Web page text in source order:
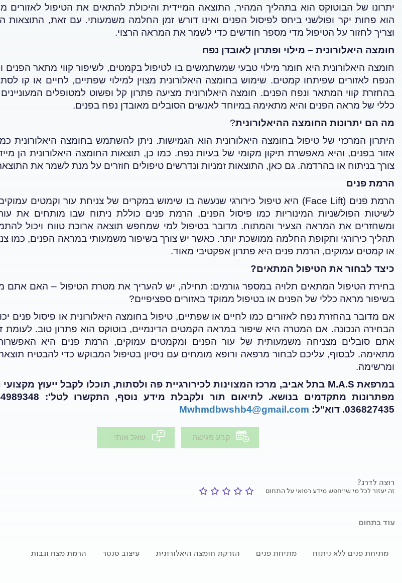
יתרונו של הבוטוקס הוא בתהליך המהיר, התוצאה המיידית והיכולת להתאים את הטיפול לאזורים
הוא פחות יקר ופולשני ביחס לפיסול הפנים ואינו דורש זמן החלמה משמעותי. עם זאת, התוצאות
וצריך לחזור על הטיפול מדי מספר חודשים כדי לשמר את המראה הרצוי.
חומצה היאלורונית – מילוי ופתרון לאובדן נפח
חומצה היאלורונית היא חומר מילוי טבעי שמשתמשים בו לטיפול בקמטים, לשיפור קווי מתאר הפנים
הנפח לאזורים שפיתחו קמטים. שימוש בחומצה היאלורונית מצוין למילוי שפתיים, לחיים או קו
בהחזרת קווי המתאר ונפח הפנים. חומצה היאלורונית מציעה פתרון קל ופשוט למטופלים
כללי של מראה הפנים והיא מתאימה במיוחד לאנשים הסובלים מאובדן נפח בפנים.
מה הם יתרונות החומצה ההיאלורונית?
היתרון המרכזי של טיפול בחומצה היאלורונית הוא הגמישות. ניתן להשתמש בחומצה היאלורונית
אזור בפנים, והיא מאפשרת תיקון מקומי של בעיות נפח. כמו כן, תוצאות החומצה היאלורונית הן
צורך בניתוח או בהרדמה. גם כאן, התוצאות זמניות ונדרשים טיפולים חוזרים על מנת לשמר את
הרמת פנים
הרמת פנים (Face Lift)
היא טיפול כירורגי שנעשה בו שימוש במקרים של צניחת עור וקמטים
לשיטות הפולשניות המינוריות כמו פיסול הפנים, הרמת פנים כוללת ניתוח שבו מותחים את
ומשחזרים את המראה הצעיר והמתוח. מדובר בטיפול למי שמחפש תוצאה ארוכת טווח ויכול
תהליך כירורגי ותקופת החלמה ממושכת יותר. כאשר יש צורך בשיפור משמעותי במראה הפנים, כמו
או קמטים עמוקים, הרמת פנים היא פתרון אפקטיבי מאוד.
כיצד לבחור את הטיפול המתאים?
בחירת הטיפול המתאים תלויה במספר גורמים: תחילה, יש להעריך את מטרת הטיפול – האם אתם
בשיפור מראה כללי של הפנים או בטיפול ממוקד באזורים ספציפיים?
אם מדובר בהחזרת נפח לאזורים כמו לחיים או שפתיים, טיפול בחומצה היאלורונית או פיסול פנים
הבחירה הנכונה. אם המטרה היא שיפור במראה הקמטים הדינמיים, בוטוקס הוא פתרון טוב. לעומת
אתם סובלים מצניחה משמעותית של עור הפנים ומקמטים עמוקים, הרמת פנים היא
מתאימה. לבסוף, עליכם לבחור מרפאה ורופא מומחים עם ניסיון בטיפול המבוקש כדי להבטיח
ומרשימה.
במרפאתM.A.S
בתל אביב, מרכז המצוינות לכירורגיית פה ולסתות, תוכלו לקבל ייעוץ מקצועי
מפתרונות מתקדמים בנושא.
036827435
. דוא"ל: Mwhmdbwshb4@gmail.com
קבע פגישה שאל אותי
רוצה לדרג?
זה יעזור לכל מי שייחפש מידע רפואי על התחום
עוד בתחום
מתיחת פנים ללא ניתוח מתיחת פנים הזרקת חומצה היאלורונית עיצוב סנטר הרמת מצח וגבות